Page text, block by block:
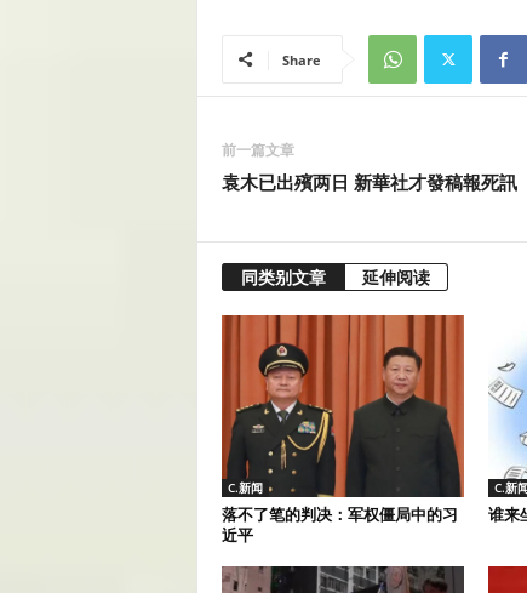
Share
前一篇文章
袁木已出殯两日 新華社才發稿報死訊
同类别文章 延伸阅读
C.新闻
落不了笔的判决：军权僵局中的习
近平
C.新
谁来